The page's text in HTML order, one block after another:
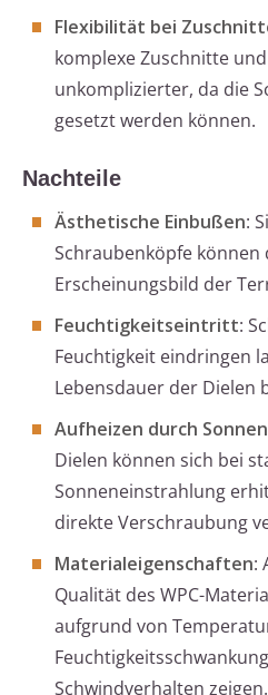
Flexibilität bei
komplexe Zuschnitte
unkomplizierter, da die
gesetzt werden können.
Nachteile
Ästhetische Einbußen:
Schraubenköpfe können
Erscheinungsbild der
Feuchtigkeitseintritt:
Feuchtigkeit eindringen
Lebensdauer der Dielen
Aufheizen durch
Dielen können sich bei
Sonneneinstrahlung
direkte Verschraubung
Materialeigenschaften:
Qualität des WPC-
aufgrund von
Schwindverhalten zeigen.